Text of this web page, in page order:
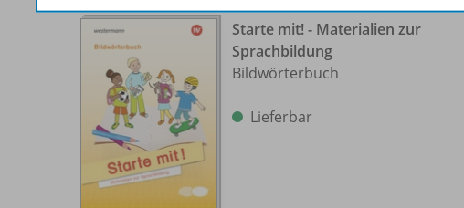
Starte mit! - Materialien zur
Sprachbildung
Bildwörterbuch
Lieferbar